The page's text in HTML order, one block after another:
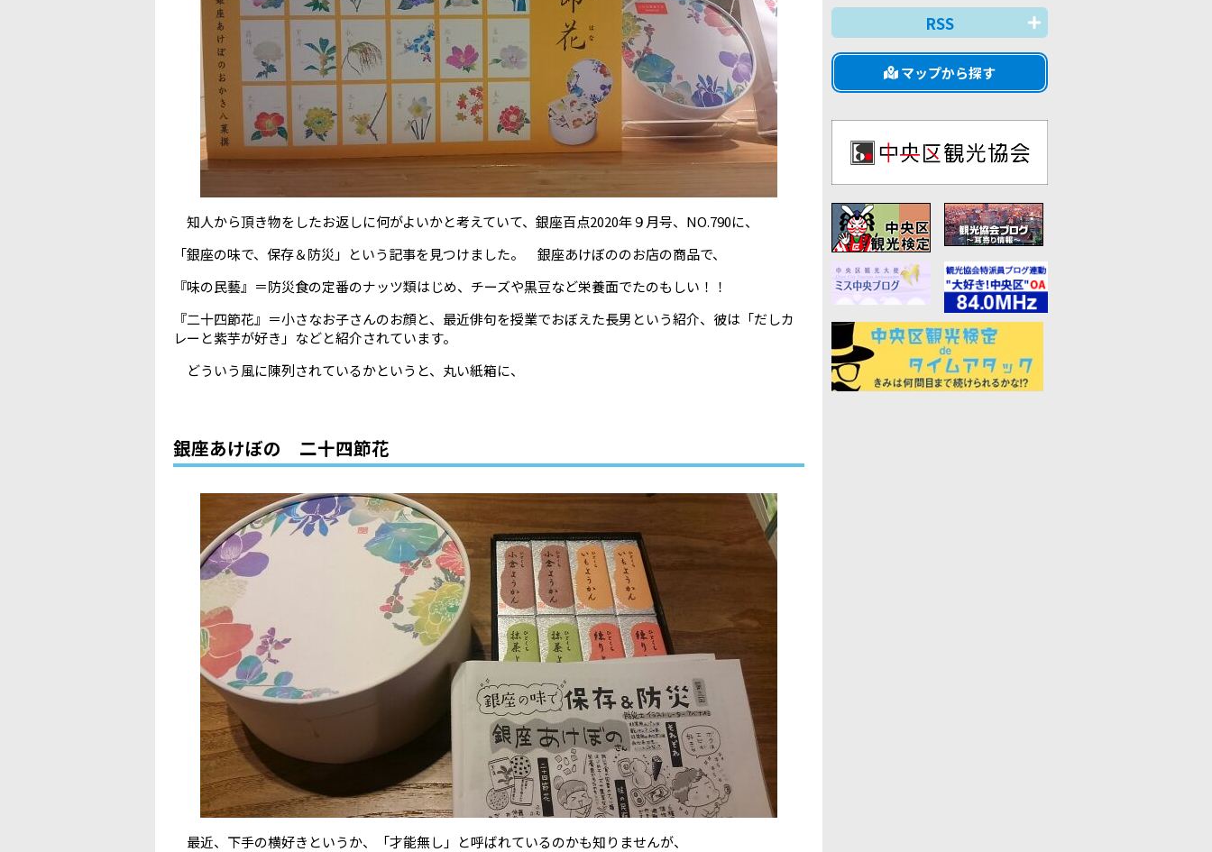
知人から頂き物をしたお返しに何がよいかと考えていて、銀座百点2020年９月号、NO.790に、
「銀座の味で、保存＆防災」という記事を見つけました。 銀座あけぼののお店の商品で、
『味の民藝』＝防災食の定番のナッツ類はじめ、チーズや黒豆など栄養面でたのもしい！！
『二十四節花』＝小さなお子さんのお顔と、最近俳句を授業でおぼえた長男という紹介、彼は「だしカ
レーと紫芋が好き」などと紹介されています。
どういう風に陳列されているかというと、丸い紙箱に、
銀座あけぼの 二十四節花
最近、下手の横好きというか、「才能無し」と呼ばれているのかも知りませんが、
RSS
マップから探す